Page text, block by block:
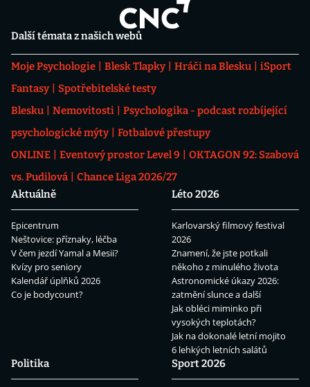
Další témata z našich webů
Moje Psychologie Blesk Tlapky Hráči na Blesku
iSport
Fantasy
Spotřebitelské testy
Blesku
Nemovitosti
Psychologika - podcast rozbíjející
psychologické mýty
Fotbalové přestupy
ONLINE
Eventový prostor Level 9
OKTAGON 92: Szabová
vs. Pudilová
Chance Liga 2026/27
Aktuálně
Epicentrum
Neštovice: příznaky, léčba
V čem jezdí Yamal a Mesii?
Kvízy pro seniory
Kalendář úplňků 2026
Co je bodycount?
Léto 2026
Karlovarský filmový festival
2026
Znamení, že jste potkali
někoho z minulého života
Astronomické úkazy 2026:
zatmění slunce a další
Jak obléci miminko při
vysokých teplotách?
Jak na dokonalé letní mojito
6 lehkých letních salátů
Politika
Sport 2026